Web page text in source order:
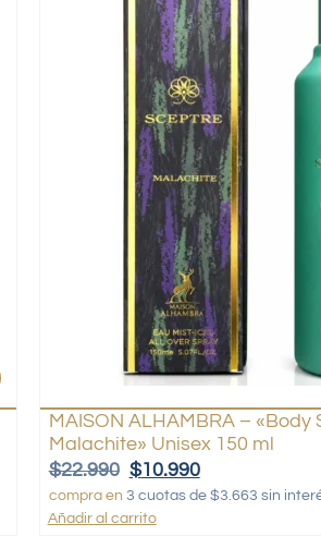
MAISON ALHAMBRA – «Body
Malachite» Unisex 150 ml
$22.990 $10.990
compra en 3 cuotas de $3.663 sin
Añadir al carrito